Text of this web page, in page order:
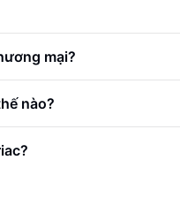
mại?
nào?